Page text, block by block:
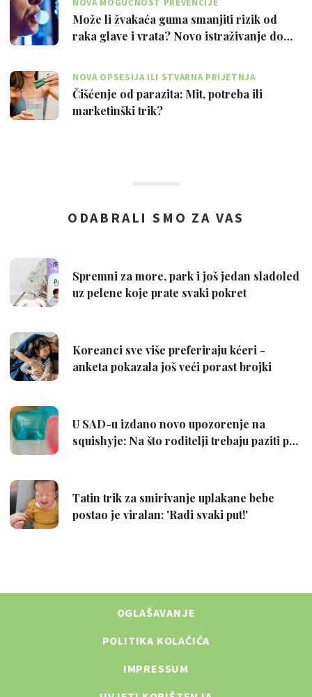
Može li žvakaća guma smanjiti rizik od
raka glave i vrata? Novo istraživanje do…
NOVA OPSESIJA ILI STVARNA PRIJETNJA
Čišćenje od parazita: Mit, potreba ili
marketinški trik?
OGLAŠAVANJE
POLITIKA KOLAČIĆA
IMPRESSUM